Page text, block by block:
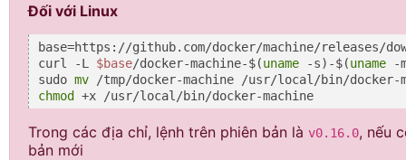
Đối với Linux
base=https://github.com/docker/machine/releases/
curl -L $base/docker-machine-$(uname -s)-$(uname -
sudo mv
chmod
+x /usr/local/bin/docker-machine
Trong các địa chỉ, lệnh trên phiên bản là v0.16.0, nếu
bản mới